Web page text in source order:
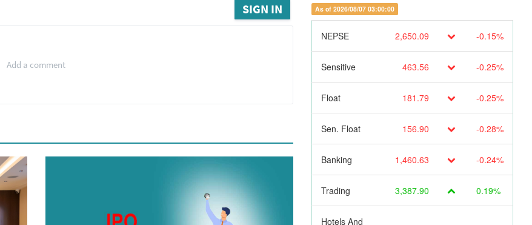
SIGN IN
Add a comment
As of 2026/08/07 03:00:00
NEPSE 2,650.09 -0.15%
Sensitive 463.56 -0.25%
Float 181.79 -0.25%
Sen. Float 156.90 -0.28%
Banking 1,460.63 -0.24%
Trading 3,387.90 0.19%
Hotels And